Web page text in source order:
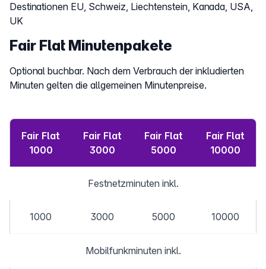
Destinationen EU, Schweiz, Liechtenstein, Kanada, USA,
UK
Fair Flat Minutenpakete
Optional buchbar. Nach dem Verbrauch der inkludierten
Minuten gelten die allgemeinen Minutenpreise.
Fair Flat
1000
Fair Flat
3000
Fair Flat
5000
Fair Flat
10000
Festnetzminuten inkl.
1000 3000 5000 10000
Mobilfunkminuten inkl.